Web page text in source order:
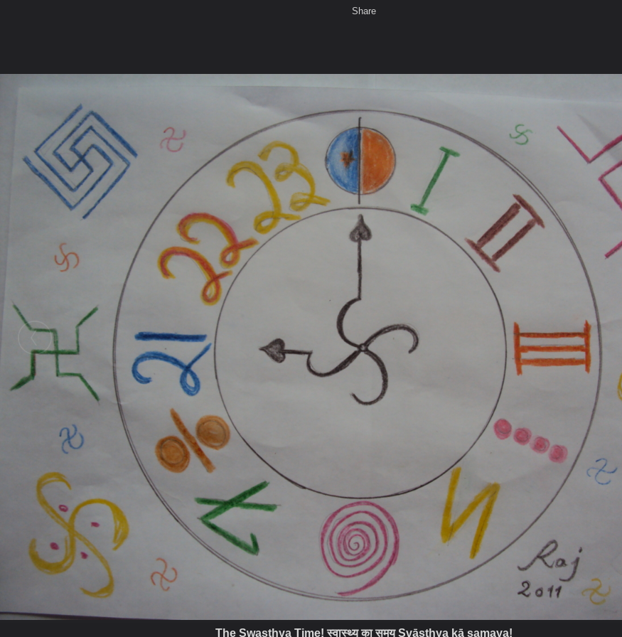
หน้าแรก รูปภาพ General dheiwatraj อาศิรพจน์
The Swasthya Time! स्वास्थ्य का समय Svāsthya kā samaya!
หน้าแรก เว็บบอร์ด มีอะไรใหม่ วิดีโอ รูปภาพ เสียงธรรม สมาชิก ห้องสนทนา
Share
The Swasthya Time! स्वास्थ्य का समय Svāsthya kā samaya!